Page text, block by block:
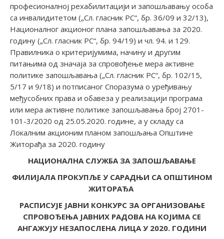
професионалној рехабилитацији и запошљавању особа
са инвалидитетом („Сл. гласник РС“, бр. 36/09 и 32/13),
Националног акционог плана запошљавања за 2020.
годину („Сл. гласник РС“, бр. 94/19) и чл. 94. и 129.
Правилника о критеријумима, начину и другим
питањима од значаја за спровођење мера активне
политике запошљавања („Сл. гласник РС“, бр. 102/15,
5/17 и 9/18) и потписаног Споразума о уређивању
међусобних права и обавеза у реализацији програма
или мера активне политике запошљавања број 2701-
101-3/2020 од 25.05.2020. године, а у складу са
Локалним акционим планом запошљања Општине
Житорађа за 2020. годину
НАЦИОНАЛНА СЛУЖБА ЗА ЗАПОШЉАВАЊЕ
ФИЛИЈАЛА ПРОКУПЉЕ У САРАДЊИ СА ОПШТИНОМ
ЖИТОРАЂА
РАСПИСУЈЕ ЈАВНИ КОНКУРС ЗА ОРГАНИЗОВАЊЕ
СПРОВОЂЕЊА ЈАВНИХ РАДОВА НА КОЈИМА СЕ
АНГАЖУЈУ НЕЗАПОСЛЕНА ЛИЦА У 2020. ГОДИНИ